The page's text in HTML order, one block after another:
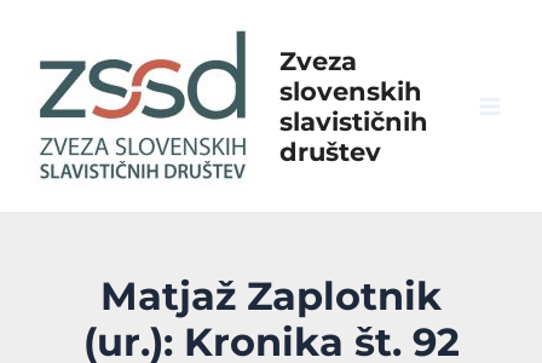
content
Zveza
slovenskih
slavističnih
društev
Matjaž Zaplotnik
(ur.): Kronika št. 92